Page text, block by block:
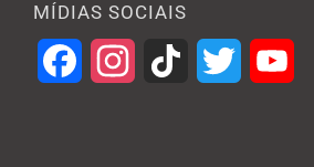
MÍDIAS SOCIAIS
FacebookInstagramTikTok Twitter